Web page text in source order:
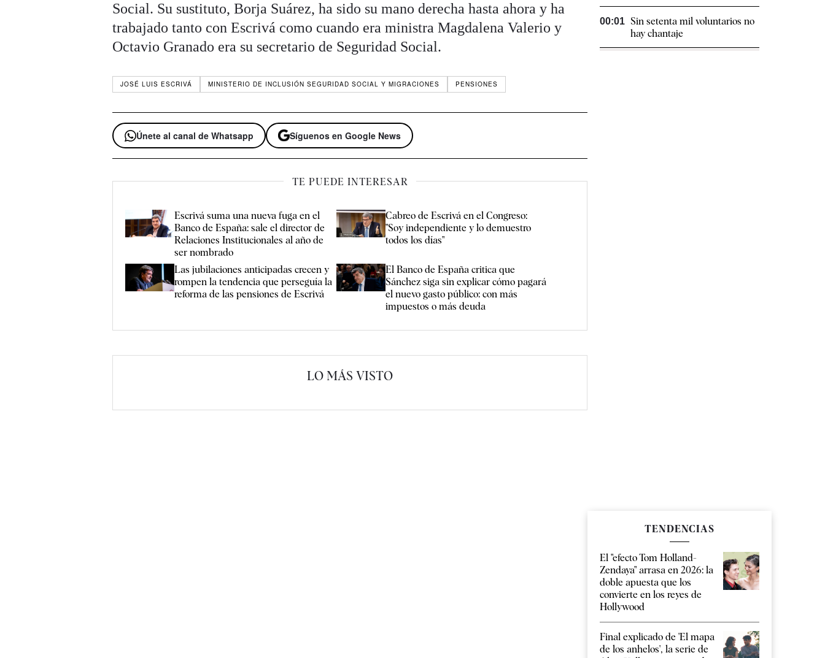
Social. Su sustituto, Borja Suárez, ha sido su mano derecha hasta ahora y ha
trabajado tanto con Escrivá como cuando era ministra Magdalena Valerio y
Octavio Granado era su secretario de Seguridad Social.
JOSÉ LUIS ESCRIVÁ MINISTERIO DE INCLUSIÓN SEGURIDAD SOCIAL Y MIGRACIONES PENSIONES
Únete al canal de Whatsapp Síguenos en Google News
TE PUEDE INTERESAR
Escrivá suma una nueva fuga en el
Banco de España: sale el director de
Relaciones Institucionales al año de
ser nombrado
Cabreo de Escrivá en el Congreso:
"Soy independiente y lo demuestro
todos los días"
Las jubilaciones anticipadas crecen y
rompen la tendencia que perseguía la
reforma de las pensiones de Escrivá
El Banco de España critica que
Sánchez siga sin explicar cómo pagará
el nuevo gasto público: con más
impuestos o más deuda
LO MÁS VISTO
00:01 Sin setenta mil voluntarios no
hay chantaje
TENDENCIAS
El "efecto Tom Holland-
Zendaya" arrasa en 2026: la
doble apuesta que los
convierte en los reyes de
Hollywood
Final explicado de 'El mapa
de los anhelos', la serie de